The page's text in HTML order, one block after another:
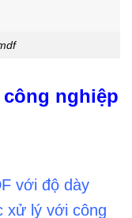
nghiệp
với độ dày
xử lý với công